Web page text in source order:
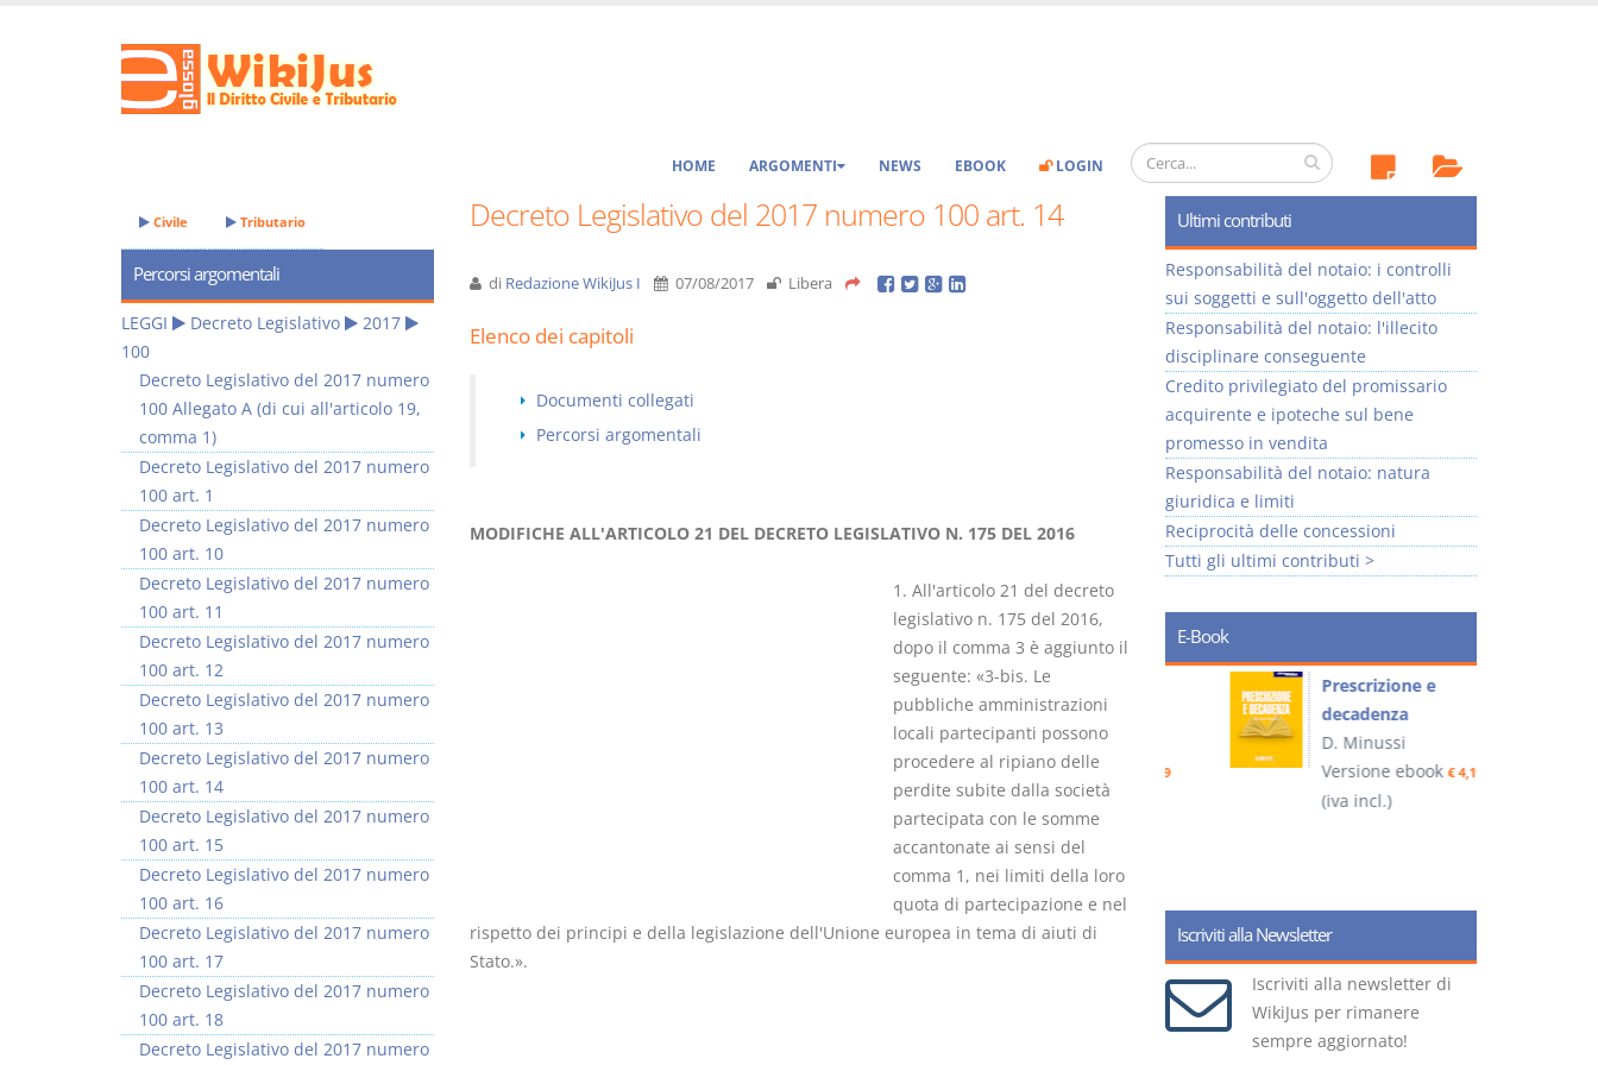
HOME ARGOMENTI NEWS EBOOK LOGIN
Decreto Legislativo del 2017 numero 100 art. 14
di Redazione WikiJus I 07/08/2017 Libera
Elenco dei capitoli
Documenti collegati
Percorsi argomentali
MODIFICHE ALL'ARTICOLO 21 DEL DECRETO LEGISLATIVO N. 175 DEL 2016
1. All'articolo 21 del decreto
legislativo n. 175 del 2016,
dopo il comma 3 è aggiunto il
seguente: «3-bis. Le
pubbliche amministrazioni
locali partecipanti possono
procedere al ripiano delle
perdite subite dalla società
partecipata con le somme
accantonate ai sensi del
comma 1, nei limiti della loro
quota di partecipazione e nel
rispetto dei principi e della legislazione dell'Unione europea in tema di aiuti di
Stato.».
Civile Tributario
Percorsi argomentali
LEGGI Decreto Legislativo
2017
100
Decreto Legislativo del 2017 numero
100 Allegato A (di cui all'articolo 19,
comma 1)
Decreto Legislativo del 2017 numero
100 art. 1
Decreto Legislativo del 2017 numero
100 art. 10
Decreto Legislativo del 2017 numero
100 art. 11
Decreto Legislativo del 2017 numero
100 art. 12
Decreto Legislativo del 2017 numero
100 art. 13
Decreto Legislativo del 2017 numero
100 art. 14
Decreto Legislativo del 2017 numero
100 art. 15
Decreto Legislativo del 2017 numero
100 art. 16
Decreto Legislativo del 2017 numero
100 art. 17
Decreto Legislativo del 2017 numero
100 art. 18
Decreto Legislativo del 2017 numero
Ultimi contributi
Responsabilità del notaio: i controlli
sui soggetti e sull'oggetto dell'atto
Responsabilità del notaio: l'illecito
disciplinare conseguente
Credito privilegiato del promissario
acquirente e ipoteche sul bene
promesso in vendita
Responsabilità del notaio: natura
giuridica e limiti
Reciprocità delle concessioni
Tutti gli ultimi contributi >
E-Book
Usufrutto Uso e
Abitazione
D. Minussi
Versione ebook€ 4,19
(iva incl.)
Prescrizione e
decadenza
D. Minussi
Versione ebook€ 4,19
(iva incl.)
Iscriviti alla Newsletter
Iscriviti alla newsletter di
WikiJus per rimanere
sempre aggiornato!